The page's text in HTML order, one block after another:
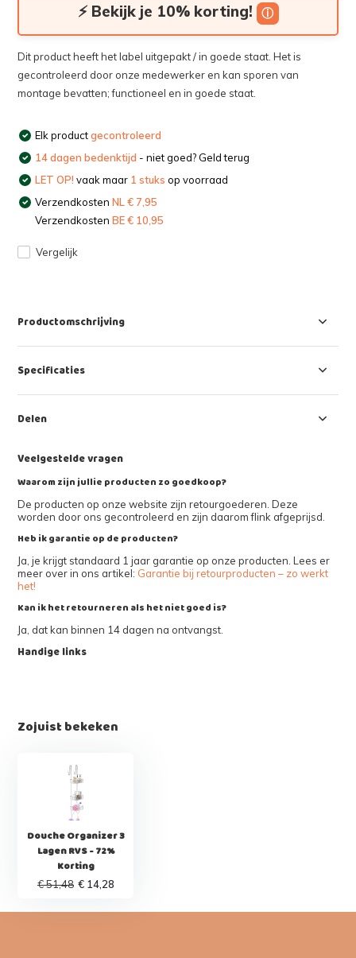
⚡ Bekijk je 10% korting! ⓘ
Dit product heeft het label uitgepakt / in goede staat. Het is
gecontroleerd door onze medewerker en kan sporen van
montage bevatten; functioneel en in goede staat.
Elk productgecontroleerd
14 dagen bedenktijd - niet goed? Geld terug
LET OP! vaak maar 1 stuks op voorraad
VerzendkostenNL € 7,95
VerzendkostenBE € 10,95
Vergelijk
Productomschrijving
Specificaties
Delen
Veelgestelde vragen
Waarom zijn jullie producten zo goedkoop?
De producten op onze website zijn retourgoederen. Deze
worden door ons gecontroleerd en zijn daarom flink afgeprijsd.
Heb ik garantie op de producten?
Ja, je krijgt standaard 1 jaar garantie op onze producten. Lees er
meer over in ons artikel: Garantie bij retourproducten – zo werkt
het!
Kan ik het retourneren als het niet goed is?
Ja, dat kan binnen 14 dagen na ontvangst.
Handige links
Zojuist bekeken
Douche Organizer 3
Lagen RVS - 72%
Korting
€ 51,48 € 14,28